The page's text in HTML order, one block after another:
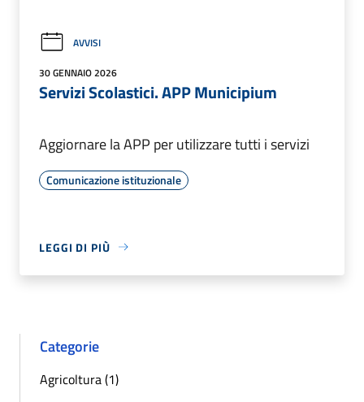
AVVISI
30 GENNAIO 2026
Servizi Scolastici. APP Municipium
Aggiornare la APP per utilizzare tutti i servizi
Comunicazione istituzionale
LEGGI DI PIÙ
Categorie
Agricoltura (1)